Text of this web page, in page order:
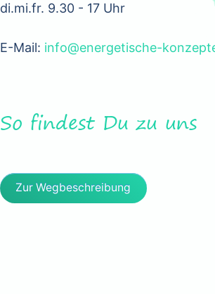
di.mi.fr. 9.30 - 17 Uhr
E-Mail: info@energetische-
So findest Du zu uns
Zur Wegbeschreibung